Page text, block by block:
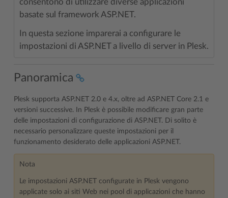
consentono di utilizzare diverse applicazioni
basate sul framework ASP.NET.
In questa sezione imparerai a configurare le
impostazioni di ASP.NET a livello di server in Plesk.
Panoramica
Plesk supporta ASP.NET 2.0 e 4.x, oltre ad ASP.NET Core 2.1 e
versioni successive. In Plesk è possibile modificare gran parte
delle impostazioni di configurazione di ASP.NET. Di solito è
necessario personalizzare queste impostazioni per il
funzionamento desiderato delle applicazioni ASP.NET.
Nota
Le impostazioni ASP.NET configurate in Plesk vengono
applicate solo ai siti Web nei pool di applicazioni che hanno